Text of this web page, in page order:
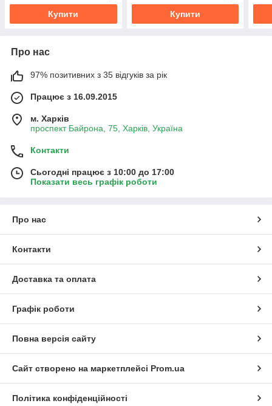
Купити Купити
Про нас
97% позитивних з 35 відгуків за рік
Працює з 16.09.2015
м. Харків
проспект Байрона, 75, Харків, Україна
Контакти
Сьогодні працює з 10:00 до 17:00
Показати весь графік роботи
Про нас
Контакти
Доставка та оплата
Графік роботи
Повна версія сайту
Сайт створено на маркетплейсі Prom.ua
Політика конфіденційності